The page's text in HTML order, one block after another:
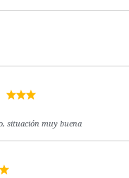
situación muy buena